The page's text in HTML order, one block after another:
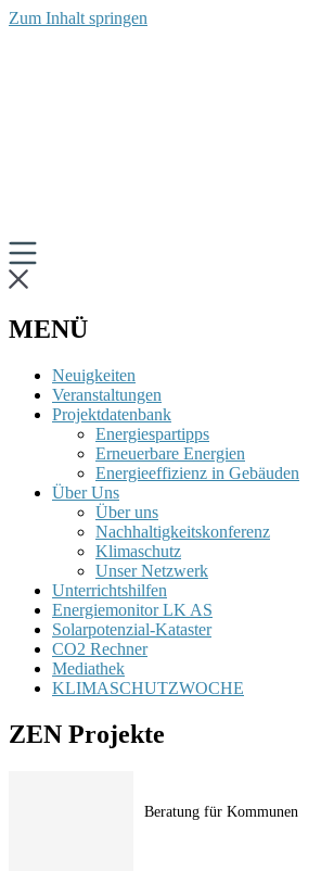
Zum Inhalt springen
MENÜ
Neuigkeiten
Veranstaltungen
Projektdatenbank
Energiespartipps
Erneuerbare Energien
Energieeffizienz in Gebäuden
Über Uns
Über uns
Nachhaltigkeitskonferenz
Klimaschutz
Unser Netzwerk
Unterrichtshilfen
Energiemonitor LK AS
Solarpotenzial-Kataster
CO2 Rechner
Mediathek
KLIMASCHUTZWOCHE
ZEN Projekte
Beratung für Kommunen